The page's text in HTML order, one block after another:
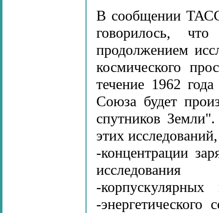
В сообщении
говорилось,
продолжением
космического
течение 1962
Союза будет
спутников
этих
-концентрации
-
-